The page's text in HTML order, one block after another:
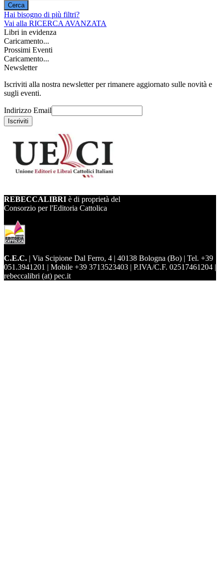
Cerca
Hai bisogno di più filtri?
Vai alla RICERCA AVANZATA
Libri in evidenza
Caricamento...
Prossimi Eventi
Caricamento...
Newsletter
Iscriviti alla nostra newsletter per rimanere aggiornato sulle novità e
sugli eventi.
Indirizzo Email
Iscriviti
REBECCALIBRI è di proprietà del
Consorzio per l'Editoria Cattolica
C.E.C. | Via Scipione Dal Ferro, 4 | 40138 Bologna (Bo) | Tel. +39
051.3941201 | Mobile +39 3713523403 | P.IVA/C.F. 02517461204 |
rebeccalibri (at) pec.it